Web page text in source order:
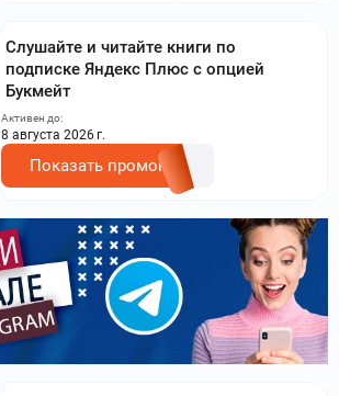
Слушайте и читайте книги по
подписке Яндекс Плюс с опцией
Букмейт
Активен до:
8 августа 2026 г.
Показать промокод